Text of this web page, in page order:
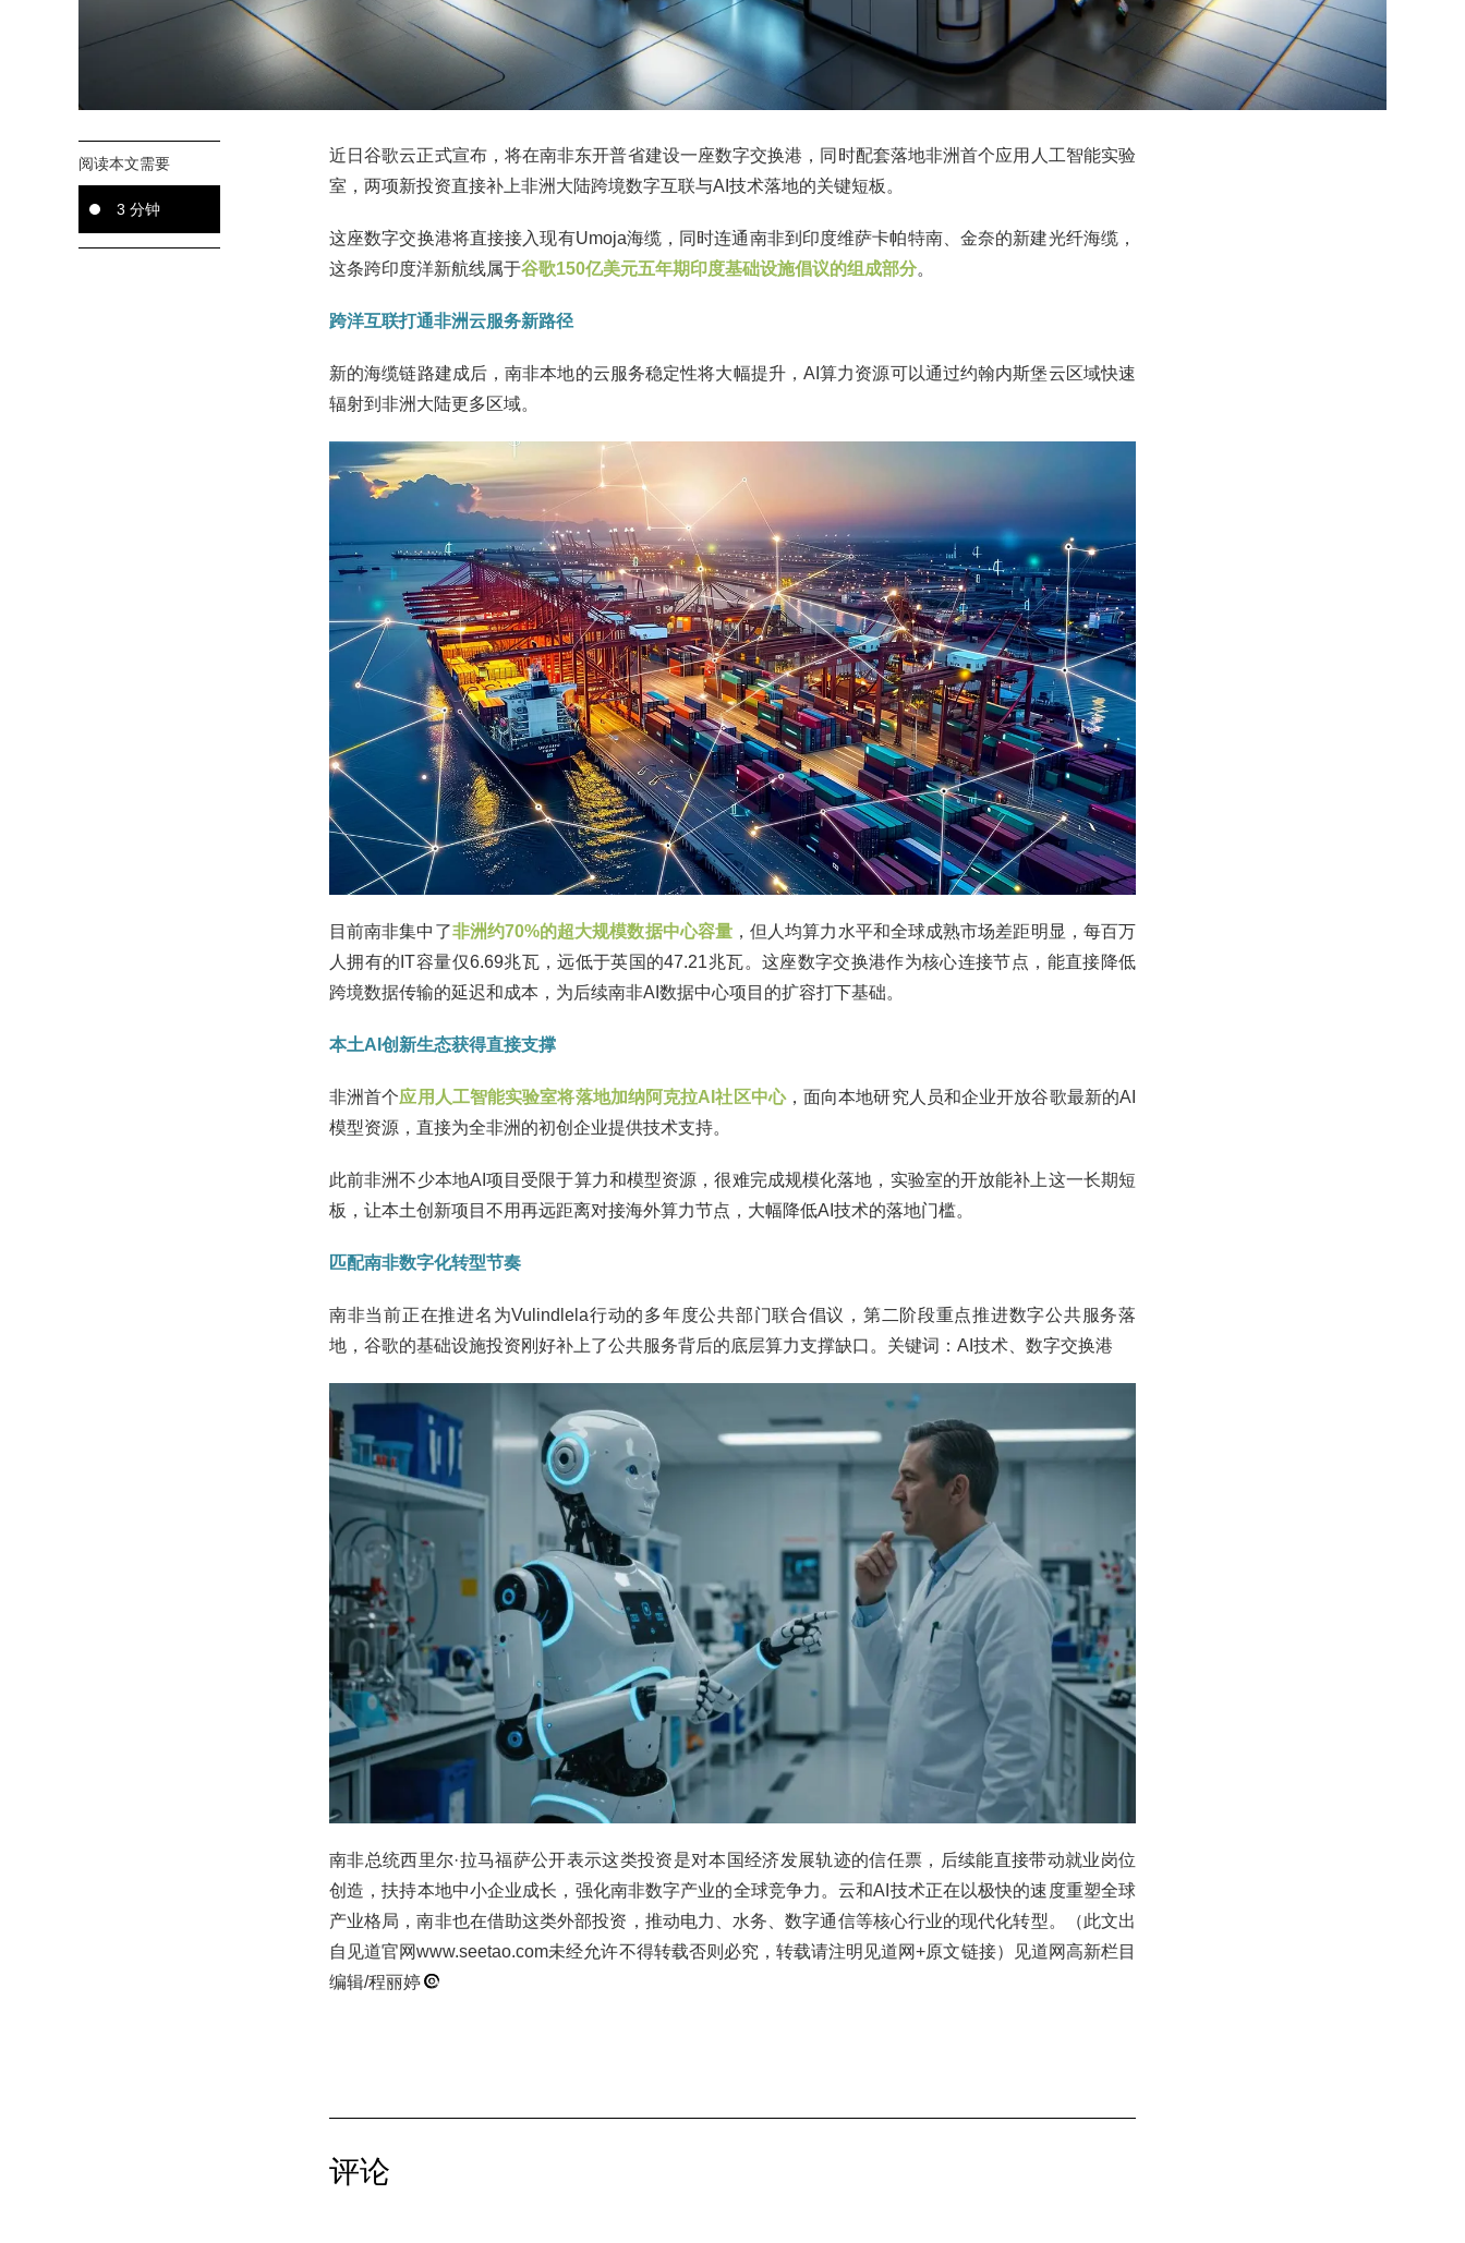
阅读本文需要
3 分钟
近日谷歌云正式宣布，将在南非东开普省建设一座数字交换港，同时配套落地非洲首个应用人工智能实验
室，两项新投资直接补上非洲大陆跨境数字互联与AI技术落地的关键短板。
这座数字交换港将直接接入现有Umoja海缆，同时连通南非到印度维萨卡帕特南、金奈的新建光纤海缆，
这条跨印度洋新航线属于谷歌150亿美元五年期印度基础设施倡议的组成部分。
跨洋互联打通非洲云服务新路径‌
新的海缆链路建成后，南非本地的云服务稳定性将大幅提升，AI算力资源可以通过约翰内斯堡云区域快速
辐射到非洲大陆更多区域。
目前南非集中了非洲约70%的超大规模数据中心容量 ，但人均算力水平和全球成熟市场差距明显，每百万
人拥有的IT容量仅6.69兆瓦，远低于英国的47.21兆瓦。这座数字交换港作为核心连接节点，能直接降低
跨境数据传输的延迟和成本，为后续南非AI数据中心项目的扩容打下基础。
本土AI创新生态获得直接支撑‌
非洲首个应用人工智能实验室将落地加纳阿克拉AI社区中心，面向本地研究人员和企业开放谷歌最新的AI
模型资源，直接为全非洲的初创企业提供技术支持。
此前非洲不少本地AI项目受限于算力和模型资源，很难完成规模化落地，实验室的开放能补上这一长期短
板，让本土创新项目不用再远距离对接海外算力节点，大幅降低AI技术的落地门槛。
匹配南非数字化转型节奏‌
南非当前正在推进名为Vulindlela行动的多年度公共部门联合倡议，第二阶段重点推进数字公共服务落
地，谷歌的基础设施投资刚好补上了公共服务背后的底层算力支撑缺口。关键词：AI技术、数字交换港
南非总统西里尔·拉马福萨公开表示这类投资是对本国经济发展轨迹的信任票，后续能直接带动就业岗位
创造，扶持本地中小企业成长，强化南非数字产业的全球竞争力。云和AI技术正在以极快的速度重塑全球
产业格局，南非也在借助这类外部投资，推动电力、水务、数字通信等核心行业的现代化转型。（此文出
自见道官网www.seetao.com未经允许不得转载否则必究，转载请注明见道网+原文链接）见道网高新栏目
编辑/程丽婷
评论